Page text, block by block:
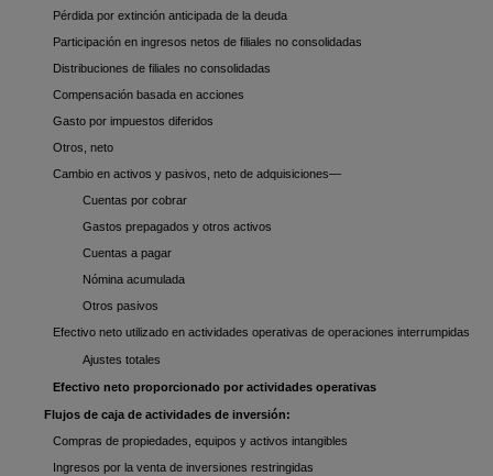
Pérdida por extinción anticipada de la deuda
Participación en ingresos netos de filiales no consolidadas
Distribuciones de filiales no consolidadas
Compensación basada en acciones
Gasto por impuestos diferidos
Otros, neto
Cambio en activos y pasivos, neto de adquisiciones—
Cuentas por cobrar
Gastos prepagados y otros activos
Cuentas a pagar
Nómina acumulada
Otros pasivos
Efectivo neto utilizado en actividades operativas de operaciones interrumpidas
Ajustes totales
Efectivo neto proporcionado por actividades operativas
Flujos de caja de actividades de inversión:
Compras de propiedades, equipos y activos intangibles
Ingresos por la venta de inversiones restringidas